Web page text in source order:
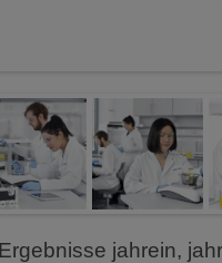
jahrein,